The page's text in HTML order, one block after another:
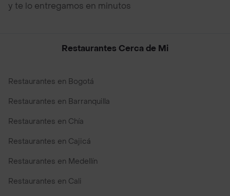
y te lo entregamos en minutos
Restaurantes Cerca de Mi
Restaurantes en Bogotá
Restaurantes en Barranquilla
Restaurantes en Chía
Restaurantes en Cajicá
Restaurantes en Medellín
Restaurantes en Cali